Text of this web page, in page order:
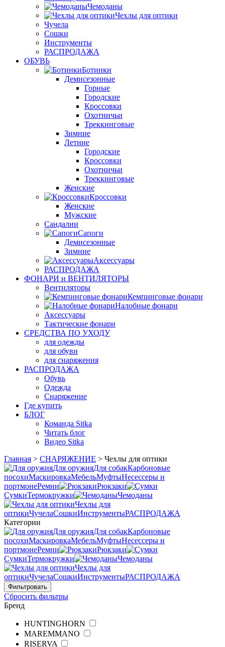
Чемоданы
Чехлы для оптики
Чучела
Сошки
Инструменты
РАСПРОДАЖА
ОБУВЬ
Ботинки
Демисезонные
Горные
Городские
Кроссовки
Охотничьи
Треккинговые
Зимние
Летние
Городские
Кроссовки
Охотничьи
Треккинговые
Женские
Кроссовки
Женские
Мужские
Сандалии
Сапоги
Демисезонные
Зимние
Аксессуары
РАСПРОДАЖА
ФОНАРИ и ВЕНТИЛЯТОРЫ
Вентиляторы
Кемпинговые фонари
Налобные фонари
Аксессуары
Тактические фонари
СРЕДСТВА ПО УХОДУ
для одежды
для обуви
для снаряжения
РАСПРОДАЖА
Обувь
Одежда
Снаряжение
Где купить
БЛОГ
Команда Sitka
Читать блог
Видео Sitka
Главная > СНАРЯЖЕНИЕ > Чехлы для оптики
Для оружияДля собакКарбоновые
посохиМаскировкаМебельМуфтыНесессеры и
портмонеРемни
Рюкзаки
СумкиТермокружки
Чемоданы
Чехлы для
оптикиЧучелаСошкиИнструментыРАСПРОДАЖА
Категории
Для оружияДля собакКарбоновые
посохиМаскировкаМебельМуфтыНесессеры и
портмонеРемни
Рюкзаки
СумкиТермокружки
Чемоданы
Чехлы для
оптикиЧучелаСошкиИнструментыРАСПРОДАЖА
Сбросить фильтры
Бренд
HUNTINGHORN
MAREMMANO
RISERVA